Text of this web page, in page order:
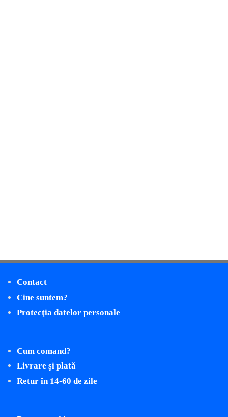
Contact
Cine suntem?
Protecţia datelor personale
Cum comand?
Livrare şi plată
Retur în 14-60 de zile